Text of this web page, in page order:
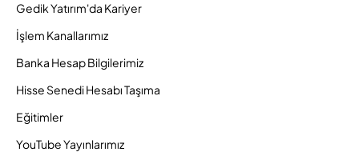
Gedik Yatırım'da Kariyer
İşlem Kanallarımız
Banka Hesap Bilgilerimiz
Hisse Senedi Hesabı Taşıma
Eğitimler
YouTube Yayınlarımız